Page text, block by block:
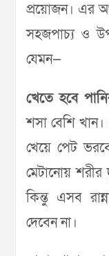
প্রয়োজন। এর
সহজপাচ্য ও
যেমন—
খেতে হবে
শসা বেশি
খেয়ে পেট
মেটানোয়
কিন্তু এসব
দেবেন না।